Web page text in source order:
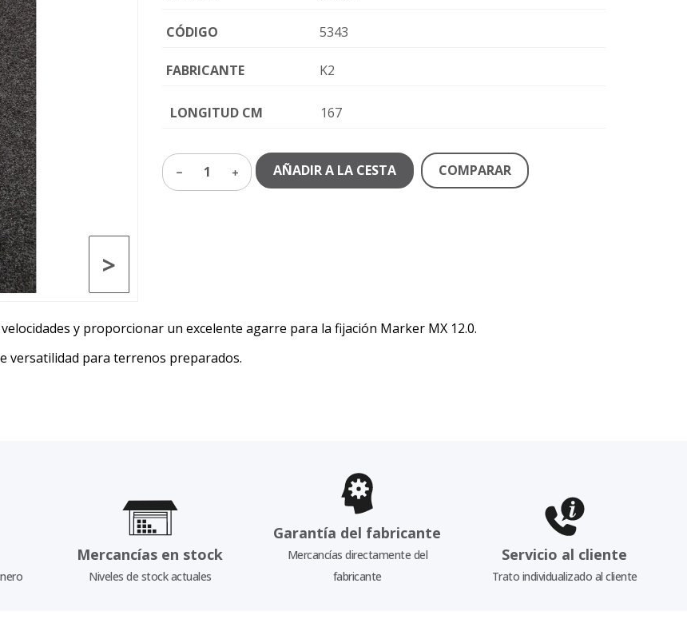
>
CÓDIGO 5343
FABRICANTE K2
LONGITUD CM 167
1 AÑADIR A LA CESTA COMPARAR
y proporcionar un excelente agarre para la fijación Marker MX 12.0.
versatilidad para terrenos preparados.
Mercancías en stock
Niveles de stock actuales
Garantía del fabricante
Mercancías directamente del
fabricante
Servicio al cliente
Trato individualizado al cliente